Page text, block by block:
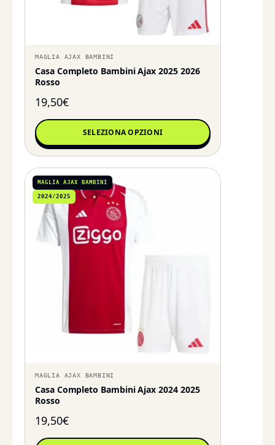
MAGLIA AJAX BAMBINI
Casa Completo Bambini Ajax 2025 2026
Rosso
19,50€
SELEZIONA OPZIONI
MAGLIA AJAX BAMBINI
2024/2025
MAGLIA AJAX BAMBINI
Casa Completo Bambini Ajax 2024 2025
Rosso
19,50€